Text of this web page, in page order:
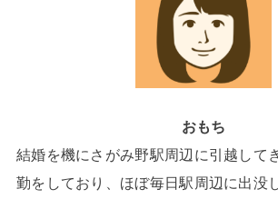
おもち
結婚を機にさがみ野駅周辺に引越して
勤をしており、ほぼ毎日駅周辺に出没